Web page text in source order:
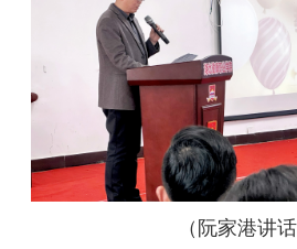
（阮家港讲话